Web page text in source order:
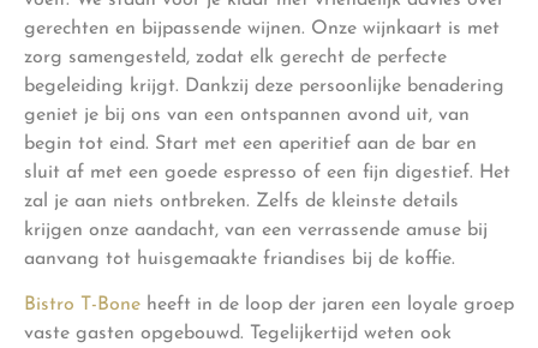
gerechten en bijpassende wijnen. Onze wijnkaart is met
zorg samengesteld, zodat elk gerecht de perfecte
begeleiding krijgt. Dankzij deze persoonlijke benadering
geniet je bij ons van een ontspannen avond uit, van
begin tot eind. Start met een aperitief aan de bar en
sluit af met een goede espresso of een fijn digestief. Het
zal je aan niets ontbreken. Zelfs de kleinste details
krijgen onze aandacht, van een verrassende amuse bij
aanvang tot huisgemaakte friandises bij de koffie.
Bistro T-Bone heeft in de loop der jaren een loyale groep
vaste gasten opgebouwd. Tegelijkertijd weten ook